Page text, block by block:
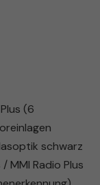
(6
schwarz
MMI Radio Plus